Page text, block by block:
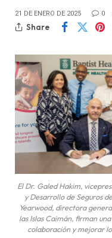
21 DE ENERO DE 2025 0
Share
El Dr. Galed Hakim,
y Desarrollo de Seguros
Yearwood, directora
las Islas Caimán, firman
colaboración y mejorar